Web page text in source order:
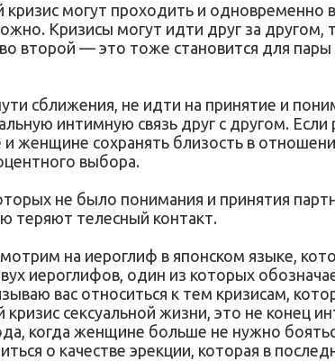
могут проходить и одновременно
Кризисы могут идти друг за другом,
во второй — это тоже становится для
сближения, не идти на принятие и
интимную связь друг с другом.
женщине сохранять близость в
выбора.
не было понимания и принятия
теряют телесный контакт.
на иероглиф в японском языке,
иероглифов, один из которых
вас относиться к тем кризисам,
сексуальной жизни, это не конец
когда женщине больше не нужно
о качестве эрекции, которая в